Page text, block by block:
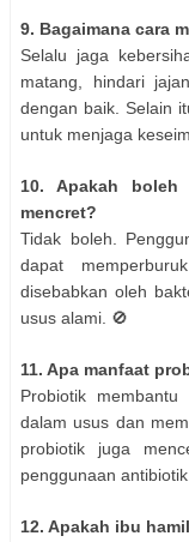
9. Bagaimana cara
Selalu jaga
matang, hindari
dengan baik. Selain
untuk menjaga
10. Apakah
mencret?
Tidak boleh.
dapat
disebabkan oleh
usus alami. 🚫
11. Apa manfaat
Probiotik
dalam usus dan
probiotik juga
penggunaan
12. Apakah ibu